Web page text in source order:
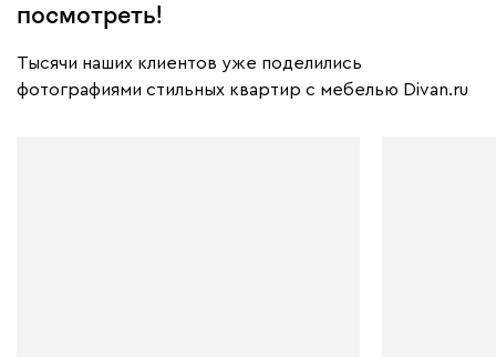
посмотреть!
Тысячи наших клиентов уже поделились
фотографиями стильных квартир с мебелью Divan.ru